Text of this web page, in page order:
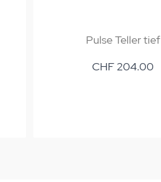
Pulse Teller tief
CHF 204.00